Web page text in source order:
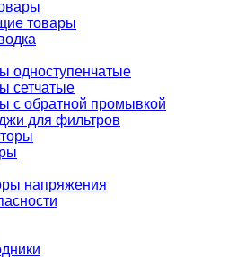
товары
одноступенчатые
сетчатые
с обратной промывкой
для фильтров
напряжения